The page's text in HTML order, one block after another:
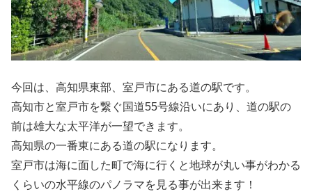
今回は、高知県東部、室戸市にある道の駅です。
高知市と室戸市を繋ぐ国道55号線沿いにあり、道の駅の
前は雄大な太平洋が一望できます。
高知県の一番東にある道の駅になります。
室戸市は海に面した町で海に行くと地球が丸い事がわかる
くらいの水平線のパノラマを見る事が出来ます！